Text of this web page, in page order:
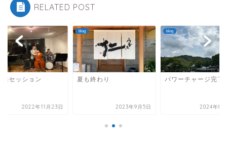
RELATED POST
庵セッション
2022年11月23日
blog
夏も終わり
2023年9月5日
blog
パワーチャージ完了
2024年8